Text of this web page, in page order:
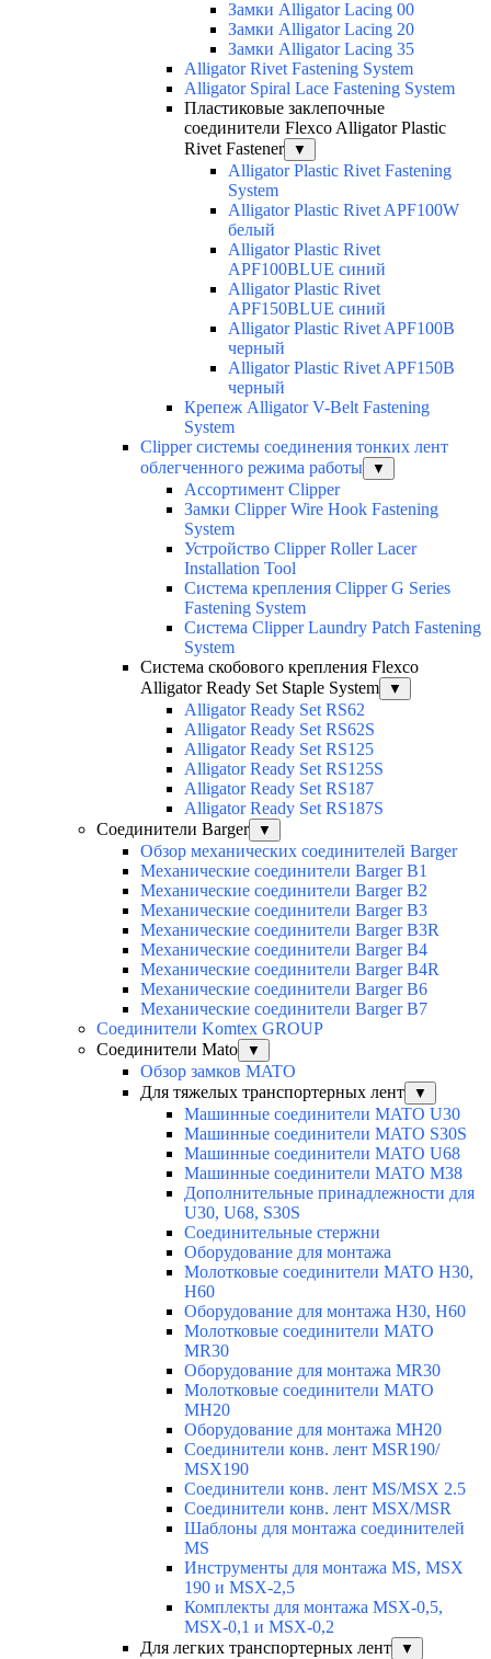
Замки Alligator Lacing 00
Замки Alligator Lacing 20
Замки Alligator Lacing 35
Alligator Rivet Fastening System
Alligator Spiral Lace Fastening System
Пластиковые заклепочные
соединители Flexco Alligator Plastic
Rivet Fastener
▼
Alligator Plastic Rivet Fastening
System
Alligator Plastic Rivet APF100W
белый
Alligator Plastic Rivet
APF100BLUE синий
Alligator Plastic Rivet
APF150BLUE синий
Alligator Plastic Rivet APF100B
черный
Alligator Plastic Rivet APF150B
черный
Крепеж Alligator V-Belt Fastening
System
Clipper системы соединения тонких лент
облегченного режима работы
▼
Ассортимент Clipper
Замки Clipper Wire Hook Fastening
System
Устройство Clipper Roller Lacer
Installation Tool
Система крепления Clipper G Series
Fastening System
Система Clipper Laundry Patch Fastening
System
Система скобового крепления Flexco
Alligator Ready Set Staple System
▼
Alligator Ready Set RS62
Alligator Ready Set RS62S
Alligator Ready Set RS125
Alligator Ready Set RS125S
Alligator Ready Set RS187
Alligator Ready Set RS187S
Соединители Barger
▼
Обзор механических соединителей Barger
Механические соединители Barger B1
Механические соединители Barger B2
Механические соединители Barger B3
Механические соединители Barger B3R
Механические соединители Barger B4
Механические соединители Barger B4R
Механические соединители Barger B6
Механические соединители Barger B7
Соединители Komtex GROUP
Соединители Mato
▼
Обзор замков MATO
Для тяжелых транспортерных лент
▼
Машинные соединители MATO U30
Машинные соединители MATO S30S
Машинные соединители MATO U68
Машинные соединители MATO M38
Дополнительные принадлежности для
U30, U68, S30S
Соединительные стержни
Оборудование для монтажа
Молотковые соединители MATO H30,
H60
Оборудование для монтажа H30, H60
Молотковые соединители MATO
MR30
Оборудование для монтажа MR30
Молотковые соединители MATO
MH20
Оборудование для монтажа MH20
Соединители конв. лент MSR190/
MSX190
Соединители конв. лент MS/MSX 2.5
Соединители конв. лент MSX/MSR
Шаблоны для монтажа соединителей
MS
Инструменты для монтажа MS, MSX
190 и MSX-2,5
Комплекты для монтажа MSX-0,5,
MSX-0,1 и MSX-0,2
Для легких транспортерных лент
▼